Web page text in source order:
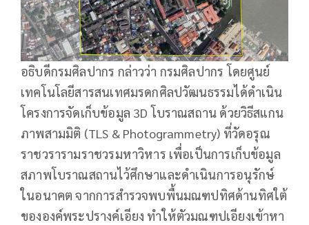
อธิบดีกรมศิลปากร กล่าวว่า กรมศิลปากร โดยศูนย์
เทคโนโลยีสารสนเทศมรดกศิลปวัฒนธรรมได้ดำเนิน
โครงการจัดเก็บข้อมูล 3D โบราณสถาน ด้วยวิธีสแกน
ภาพสามมิติ (TLS & Photogrammetry) ที่วัดอรุณ
ราชวรารามราชวรมหาวิหาร เพื่อเป็นการเก็บข้อมูล
สภาพโบราณสถานไว้ศึกษาและดำเนินการอนุรักษ์
ในอนาคต จากการสำรวจพบพื้นมณฑปทิศด้านทิศใต้
ขององค์พระปรางค์เอียง ทำให้ตัวมณฑปเอียงเข้าหา